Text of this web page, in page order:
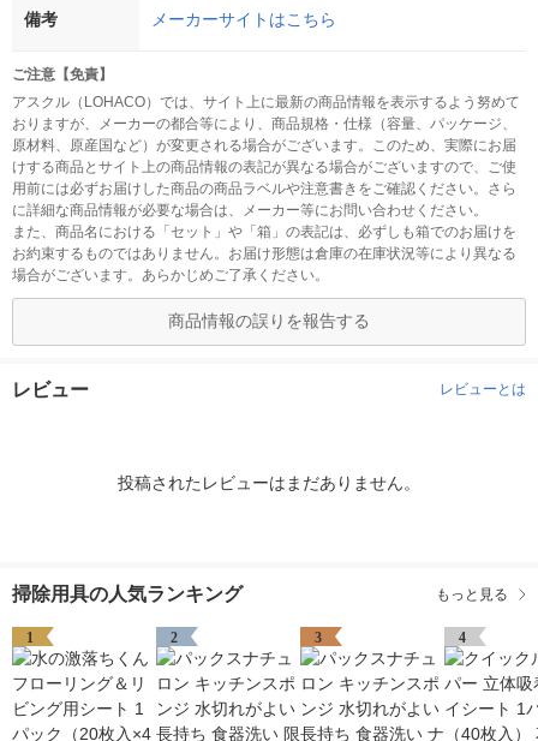
備考 メーカーサイトはこちら
ご注意【免責】
アスクル（LOHACO）では、サイト上に最新の商品情報を表示するよう努めて
おりますが、メーカーの都合等により、商品規格・仕様（容量、パッケージ、
原材料、原産国など）が変更される場合がございます。このため、実際にお届
けする商品とサイト上の商品情報の表記が異なる場合がございますので、ご使
用前には必ずお届けした商品の商品ラベルや注意書きをご確認ください。さら
に詳細な商品情報が必要な場合は、メーカー等にお問い合わせください。
また、商品名における「セット」や「箱」の表記は、必ずしも箱でのお届けを
お約束するものではありません。お届け形態は倉庫の在庫状況等により異なる
場合がございます。あらかじめご了承ください。
商品情報の誤りを報告する
レビュー レビューとは
投稿されたレビューはまだありません。
掃除用具の人気ランキング もっと見る
1 2 3 4